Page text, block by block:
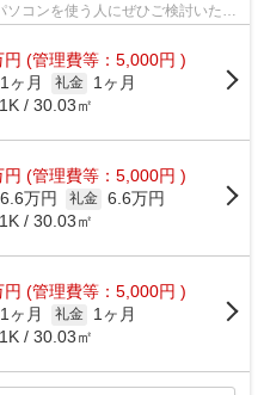
コンを使う人にぜひご検討いただ
...
円 (管理費等：5,000円 )
1ヶ月 礼金
1ヶ月
/ 30.03㎡
円 (管理費等：5,000円 )
6.6万円 礼金 6.6万円
/ 30.03㎡
円 (管理費等：5,000円 )
1ヶ月 礼金
1ヶ月
/ 30.03㎡